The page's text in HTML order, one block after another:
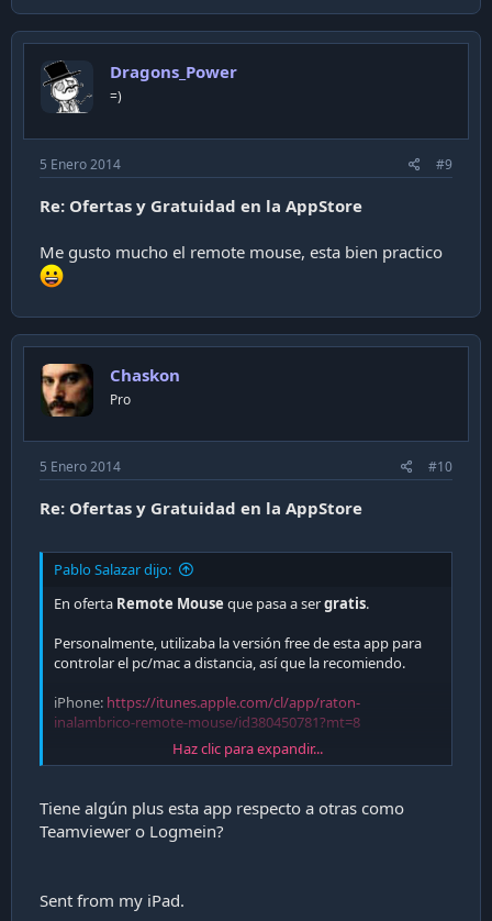
Dragons_Power
=)
5 Enero 2014 #9
Re: Ofertas y Gratuidad en la AppStore
Me gusto mucho el remote mouse, esta bien practico
Chaskon
Pro
5 Enero 2014 #10
Re: Ofertas y Gratuidad en la AppStore
Pablo Salazar dijo:
En oferta Remote Mouse que pasa a sergratis.
Personalmente, utilizaba la versión free de esta app para
controlar el pc/mac a distancia, así que la recomiendo.
iPhone: https://itunes.apple.com/cl/app/raton-
inalambrico-remote-mouse/id380450781?mt=8
iPad:https://itunes.apple.com/us/app/remote-mouse-for-
Haz clic para expandir...
Tiene algún plus esta app respecto a otras como
Teamviewer o Logmein?
Sent from my iPad.